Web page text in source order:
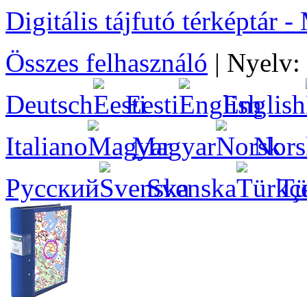
Digitális tájfutó térképtár -
Összes felhasználó | Nyelv:
Deutsch
Eesti
English
Italiano
Magyar
Русский
Svenska